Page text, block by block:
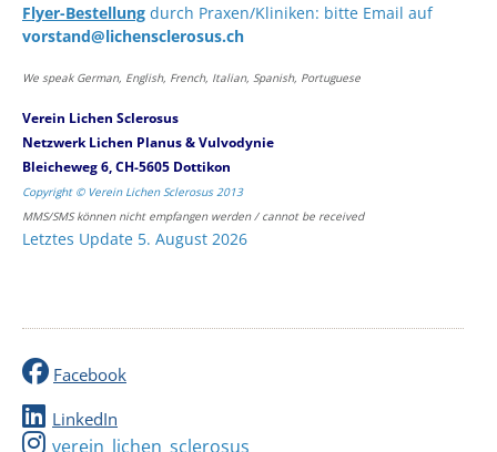
Flyer-Bestellung durch Praxen/Kliniken: bitte Email auf
vorstand@lichensclerosus.ch
We speak German, English, French, Italian, Spanish, Portuguese
Verein Lichen Sclerosus
Netzwerk Lichen Planus & Vulvodynie
Bleicheweg 6, CH-5605 Dottikon
Copyright © Verein Lichen Sclerosus 2013
MMS/SMS können nicht empfangen werden / cannot be received
Letztes Update 5. August 2026
Facebook
LinkedIn
verein_lichen_sclerosus